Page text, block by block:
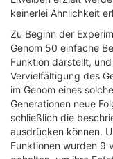
keinerlei Ähnlichkeit
Zu Beginn der
Genom 50 einfache
Funktion darstellt,
Vervielfältigung des
im Genom eines
Generationen neue
schließlich die
ausdrücken können.
Funktionen wurden 9